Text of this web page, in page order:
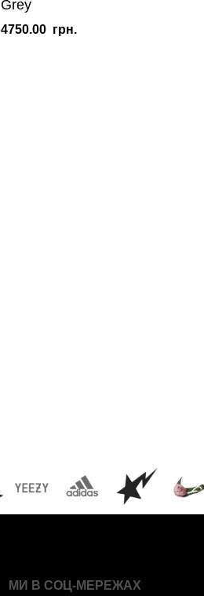
Grey
4750.00 грн.
МИ В СОЦ-МЕРЕЖАХ